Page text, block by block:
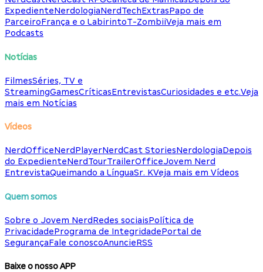
ExpedienteNerdologiaNerdTechExtrasPapo de
ParceiroFrança e o LabirintoT-ZombiiVeja mais em
Podcasts
Notícias
FilmesSéries, TV e
StreamingGamesCríticasEntrevistasCuriosidades e etc.Veja
mais em Notícias
Vídeos
NerdOfficeNerdPlayerNerdCast StoriesNerdologiaDepois
do ExpedienteNerdTourTrailerOfficeJovem Nerd
EntrevistaQueimando a LínguaSr. KVeja mais em Vídeos
Quem somos
Sobre o Jovem NerdRedes sociaisPolítica de
PrivacidadePrograma de IntegridadePortal de
SegurançaFale conoscoAnuncieRSS
Baixe o nosso APP